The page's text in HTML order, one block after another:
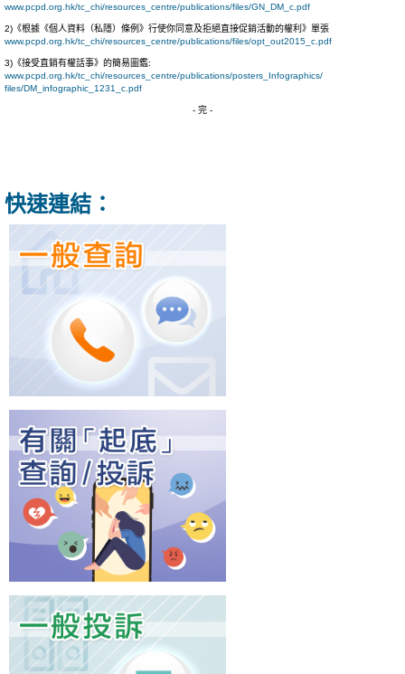
www.pcpd.org.hk/tc_chi/resources_centre/publications/files/GN_DM_c.pdf
2)《根據《個人資料（私隱）條例》行使你同意及拒絕直接促銷活動的權利》單張
www.pcpd.org.hk/tc_chi/resources_centre/publications/files/opt_out2015_c.pdf
3)《接受直銷有權話事》的簡易圖鑑:
www.pcpd.org.hk/tc_chi/resources_centre/publications/posters_Infographics/
files/DM_infographic_1231_c.pdf
- 完 -
快速連結：